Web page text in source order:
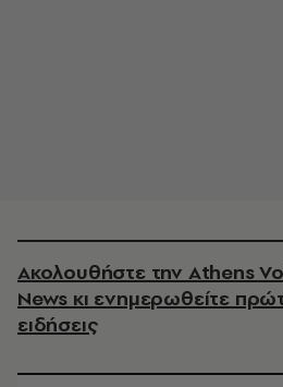
Ακολουθήστε την Athens
News κι ενημερωθείτε
ειδήσεις